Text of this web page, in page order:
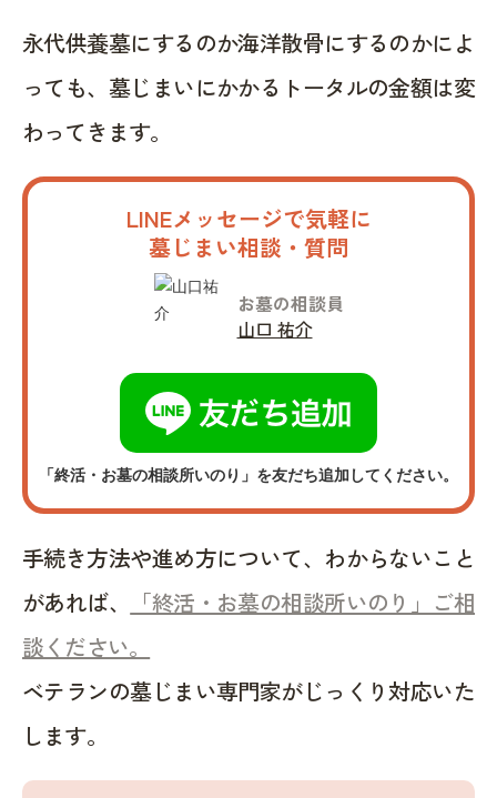
永代供養墓にするのか海洋散骨にするのかによ
っても、墓じまいにかかるトータルの金額は変
わってきます。
LINEメッセージで気軽に
墓じまい相談・質問
お墓の相談員
山口 祐介
「終活・お墓の相談所いのり」を友だち追加してください。
手続き方法や進め方について、わからないこと
があれば、
「終活・お墓の相談所いのり」ご相
談ください。
ベテランの墓じまい専門家がじっくり対応いた
します。